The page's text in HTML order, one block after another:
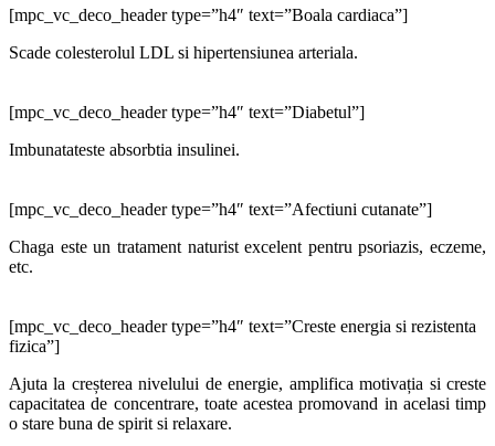
[mpc_vc_deco_header type=”h4″ text=”Boala cardiaca”]
Scade colesterolul LDL si hipertensiunea arteriala.
[mpc_vc_deco_header type=”h4″ text=”Diabetul”]
Imbunatateste absorbtia insulinei.
[mpc_vc_deco_header type=”h4″ text=”Afectiuni cutanate”]
Chaga este un tratament naturist excelent pentru psoriazis, eczeme,
etc.
[mpc_vc_deco_header type=”h4″ text=”Creste energia si rezistenta
fizica”]
Ajuta la creșterea nivelului de energie, amplifica motivația si creste
capacitatea de concentrare, toate acestea promovand in acelasi timp
o stare buna de spirit si relaxare.